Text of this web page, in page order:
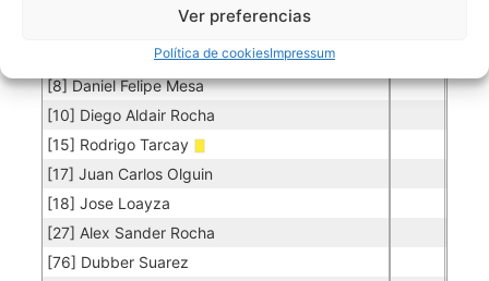
Ver preferencias
Política de cookiesImpressum
[3] Leandro Neyer Bernabe
[7] Amara Sylla
[8] Daniel Felipe Mesa
[10] Diego Aldair Rocha
[15] Rodrigo Tarcay
[17] Juan Carlos Olguin
[18] Jose Loayza
[27] Alex Sander Rocha
[76] Dubber Suarez